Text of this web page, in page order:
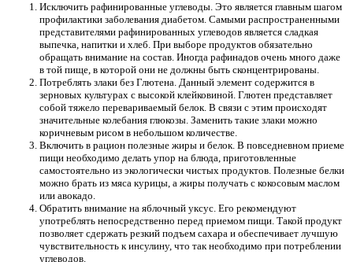
Исключить рафинированные углеводы. Это является главным шагом
профилактики заболевания диабетом. Самыми распространенными
представителями рафинированных углеводов является сладкая
выпечка, напитки и хлеб. При выборе продуктов обязательно
обращать внимание на состав. Иногда рафинадов очень много даже
в той пище, в которой они не должны быть сконцентрированы.
Потреблять злаки без Глютена. Данный элемент содержится в
зерновых культурах с высокой клейковиной. Глютен представляет
собой тяжело перевариваемый белок. В связи с этим происходят
значительные колебания глюкозы. Заменить такие злаки можно
коричневым рисом в небольшом количестве.
Включить в рацион полезные жиры и белок. В повседневном приеме
пищи необходимо делать упор на блюда, приготовленные
самостоятельно из экологически чистых продуктов. Полезные белки
можно брать из мяса курицы, а жиры получать с кокосовым маслом
или авокадо.
Обратить внимание на яблочный уксус. Его рекомендуют
употреблять непосредственно перед приемом пищи. Такой продукт
позволяет сдержать резкий подъем сахара и обеспечивает лучшую
чувствительность к инсулину, что так необходимо при потреблении
углеводов.